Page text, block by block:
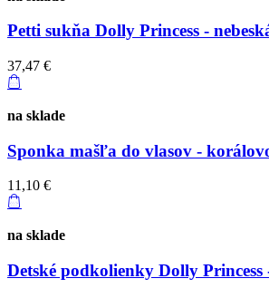
Petti sukňa Dolly Princess -
37,47 €
na sklade
Sponka mašľa do vlasov -
11,10 €
na sklade
Detské podkolienky Dolly Princess